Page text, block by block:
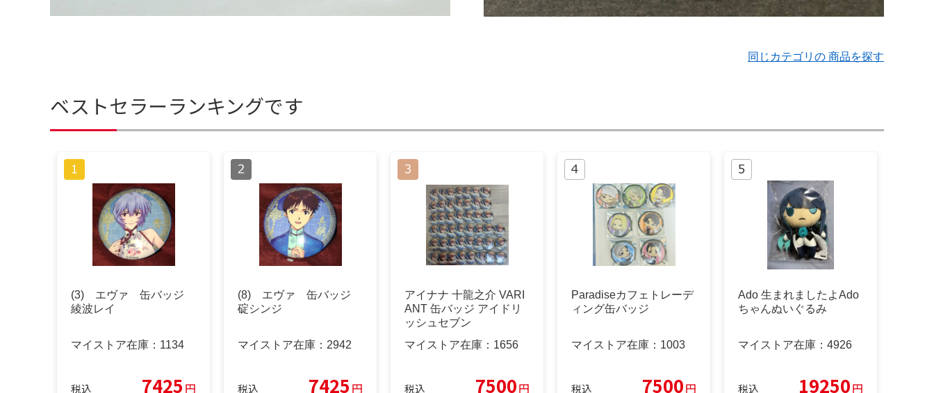
同じカテゴリの 商品を探す
ベストセラーランキングです
(3) エヴァ 缶バッジ
綾波レイ
マイストア在庫： 1134
税込 7425 円
(8) エヴァ 缶バッジ
碇シンジ
マイストア在庫： 2942
税込 7425 円
アイナナ 十龍之介 VARI
ANT 缶バッジ アイドリ
ッシュセブン
マイストア在庫： 1656
税込 7500円
Paradiseカフェトレーデ
ィング缶バッジ
マイストア在庫： 1003
税込 7500円
Ado 生まれましたよAdo
ちゃんぬいぐるみ
マイストア在庫： 4926
税込 19250円